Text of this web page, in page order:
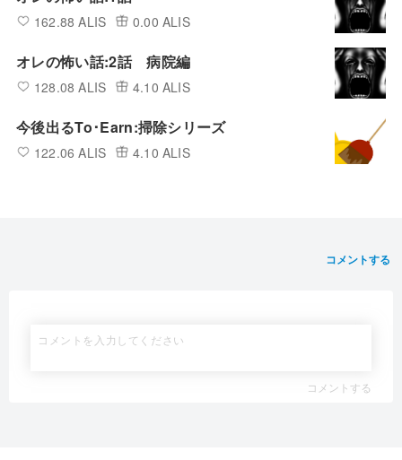
162.88 ALIS 0.00 ALIS
オレの怖い話:2話 病院編
128.08 ALIS 4.10 ALIS
今後出るTo･Earn:掃除シリーズ
122.06 ALIS 4.10 ALIS
コメントする
コメントする